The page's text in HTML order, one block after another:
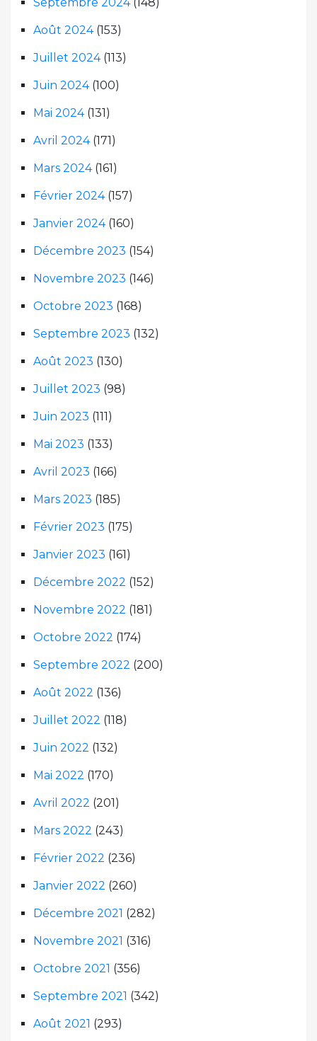
Août 2024(153)
Juillet 2024(113)
Juin 2024(100)
Mai 2024(131)
Avril 2024(171)
Mars 2024(161)
Février 2024(157)
Janvier 2024(160)
Décembre 2023 (154)
Novembre 2023 (146)
Octobre 2023 (168)
Septembre 2023 (132)
Août 2023 (130)
Juillet 2023 (98)
Juin 2023 (111)
Mai 2023 (133)
Avril 2023 (166)
Mars 2023 (185)
Février 2023 (175)
Janvier 2023 (161)
Décembre 2022 (152)
Novembre 2022 (181)
Octobre 2022 (174)
Septembre 2022 (200)
Août 2022 (136)
Juillet 2022 (118)
Juin 2022 (132)
Mai 2022 (170)
Avril 2022 (201)
Mars 2022 (243)
Février 2022 (236)
Janvier 2022 (260)
Décembre 2021 (282)
Novembre 2021 (316)
Octobre 2021 (356)
Septembre 2021 (342)
Août 2021 (293)